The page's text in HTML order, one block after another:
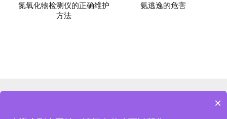
氮氧化物检测仪的正确维护
方法
氨逃逸的危害
×